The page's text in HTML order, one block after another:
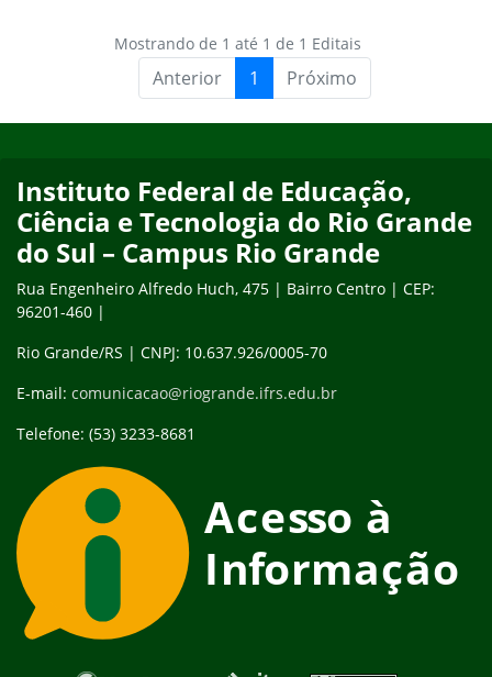
Mostrando de 1 até 1 de 1 Editais
Anterior 1
Próximo
Instituto Federal de Educação,
Ciência e Tecnologia do Rio Grande
do Sul – Campus Rio Grande
Rua Engenheiro Alfredo Huch, 475 | Bairro Centro | CEP:
96201-460 |
Rio Grande/RS | CNPJ: 10.637.926/0005-70
E-mail: comunicacao@riogrande.ifrs.edu.br
Telefone: (53) 3233-8681